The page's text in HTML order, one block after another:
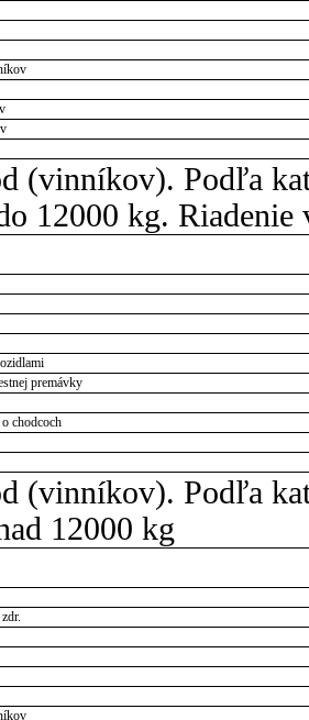
(vinníkov). Podľa
12000 kg. Riadenie
premávky
chodcoch
(vinníkov). Podľa
12000 kg